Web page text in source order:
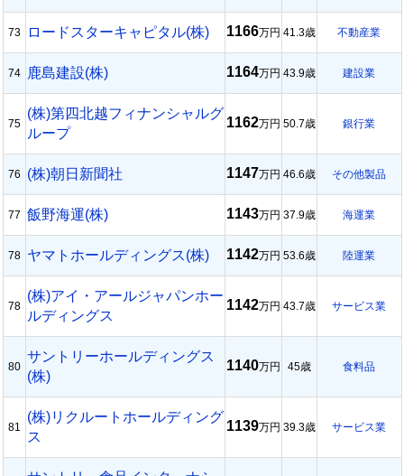
73 ロードスターキャピタル(株) 1166万円 41.3歳 不動産業
74 鹿島建設(株) 1164万円 43.9歳 建設業
75
(株)第四北越フィナンシャルグ
ループ
1162万円 50.7歳 銀行業
76 (株)朝日新聞社 1147万円 46.6歳 その他製品
77 飯野海運(株) 1143万円 37.9歳 海運業
78 ヤマトホールディングス(株) 1142万円 53.6歳 陸運業
78
(株)アイ・アールジャパンホー
ルディングス
1142万円 43.7歳 サービス業
80
サントリーホールディングス
(株)
1140万円 45歳 食料品
81
(株)リクルートホールディング
ス
1139万円 39.3歳 サービス業